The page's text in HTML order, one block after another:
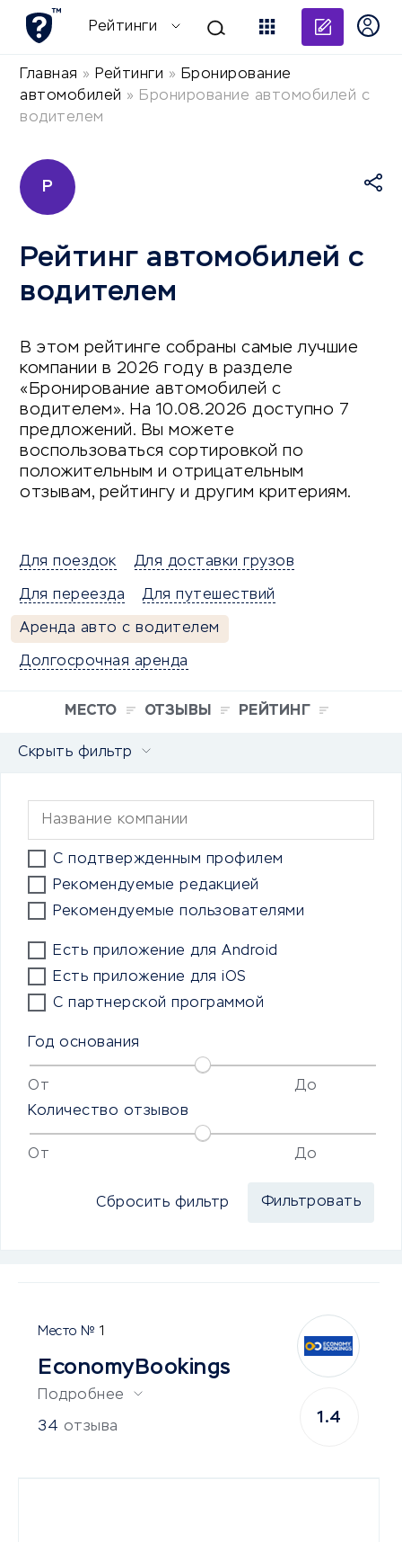
Рейтинги
Главная » Рейтинги » Бронирование
автомобилей » Бронирование автомобилей с
водителем
Р
Рейтинг автомобилей с
водителем
В этом рейтинге собраны самые лучшие
компании в 2026 году в разделе
«Бронирование автомобилей с
водителем». На 10.08.2026 доступно 7
предложений. Вы можете
воспользоваться сортировкой по
положительным и отрицательным
отзывам, рейтингу и другим критериям.
Для поездок Для доставки грузов
Для переезда Для путешествий
Аренда авто с водителем
Долгосрочная аренда
МЕСТО ОТЗЫВЫ РЕЙТИНГ
Скрыть фильтр
С подтвержденным профилем
Рекомендуемые редакцией
Рекомендуемые пользователями
Есть приложение для Android
Есть приложение для iOS
С партнерской программой
Год основания
От
До
Количество отзывов
От До
Сбросить фильтр
1
EconomyBookings
Подробнее
34 отзыва
1.4